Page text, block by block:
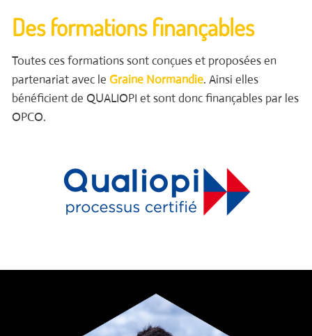
Des formations finançables
Toutes ces formations sont conçues et proposées en
partenariat avec le Graine Normandie. Ainsi elles
bénéficient de QUALIOPI et sont donc finançables par les
OPCO.